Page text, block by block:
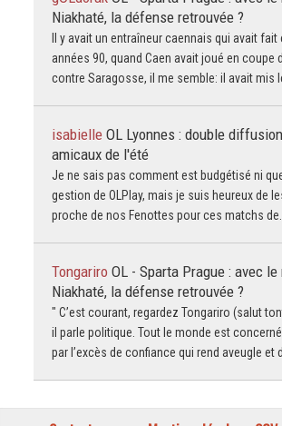
Niakhaté, la défense retrouvée ?
Il y avait un entraîneur caennais qui avait
années 90, quand Caen avait joué en coupe
contre Saragosse, il me semble: il avait mis
isabielle OL Lyonnes : double
amicaux de l'été
Je ne sais pas comment est budgétisé ni
gestion de OLPlay, mais je suis heureux de
proche de nos Fenottes pour ces matchs de…
Tongariro OL - Sparta Prague : avec
Niakhaté, la défense retrouvée ?
" C’est courant, regardez Tongariro (salut
il parle politique. Tout le monde est
par l’excès de confiance qui rend aveugle et